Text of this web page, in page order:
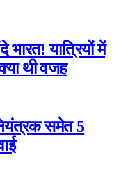
यात्रियों में
थी वजह
समेत 5